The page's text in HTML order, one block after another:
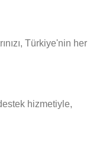
Türkiye'nin her
hizmetiyle,